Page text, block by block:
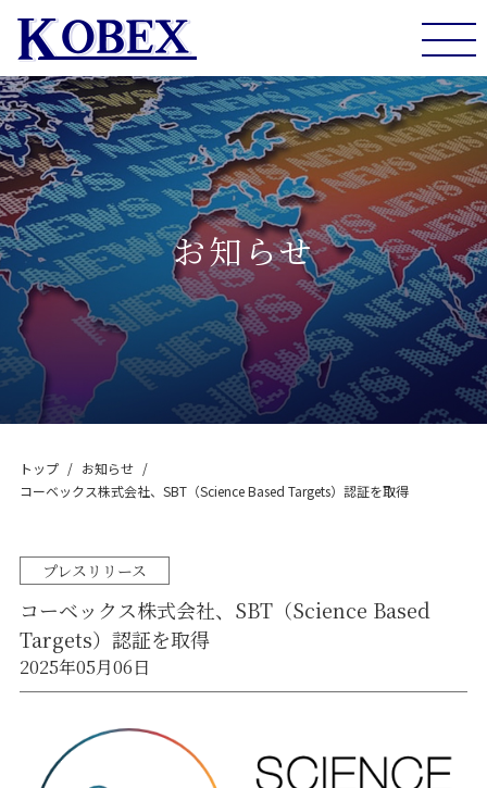
お知らせ
トップ
お知らせ
コーベックス株式会社、SBT（Science Based Targets）認証を取得
プレスリリース
コーベックス株式会社、SBT（Science Based
Targets）認証を取得
2025年05月06日